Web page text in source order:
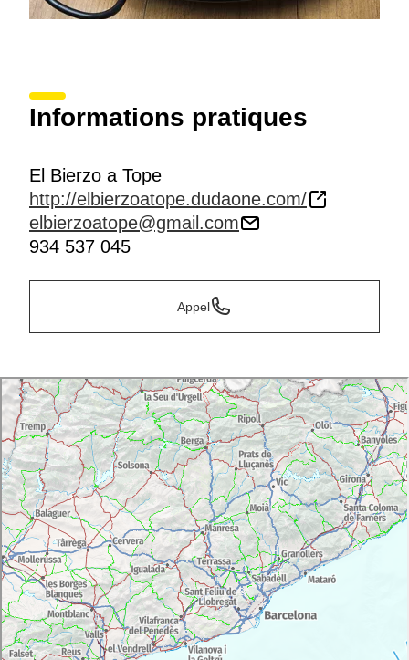
Informations pratiques
El Bierzo a Tope
http://elbierzoatope.dudaone.com/
elbierzoatope@gmail.com
934 537 045
Appel